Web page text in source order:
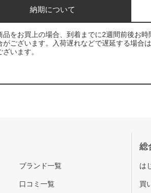
納期について
品をお買上の場合、到着までに2週間前後お
がございます。入荷遅れなどで遅延する場合
ざいます。
ブランド一覧
口コミ一覧
総
は
買